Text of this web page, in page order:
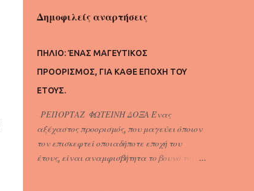
Δημοφιλείς αναρτήσεις
ΠΗΛΙΟ: ΈΝΑΣ ΜΑΓΕΥΤΙΚΟΣ
ΠΡΟΟΡΙΣΜΟΣ, ΓΙΑ ΚΑΘΕ ΕΠΟΧΗ ΤΟΥ
ΕΤΟΥΣ.
ΡΕΠΟΡΤΑΖ ΦΩΤΕΙΝΗ ΔΟΞΑ Ένας
αξέχαστος προορισμός, που μαγεύει όποιον
τον επισκεφτεί οποιαδήποτε εποχή του
έτους, είναι αναμφισβήτητα το βουνό του